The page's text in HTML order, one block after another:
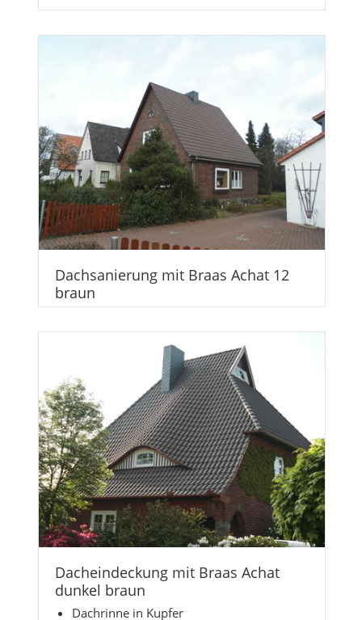
Dachsanierung mit Braas Achat 12
braun
Dacheindeckung mit Braas Achat
dunkel braun
Dachrinne in Kupfer